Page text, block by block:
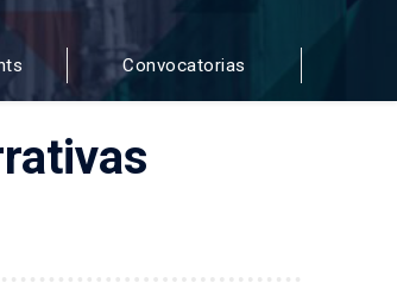
Convocatorias